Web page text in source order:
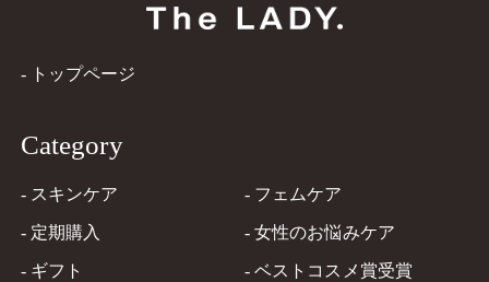
- トップページ
Category
- スキンケア - フェムケア
- 定期購入 - 女性のお悩みケア
- ギフト - ベストコスメ賞受賞